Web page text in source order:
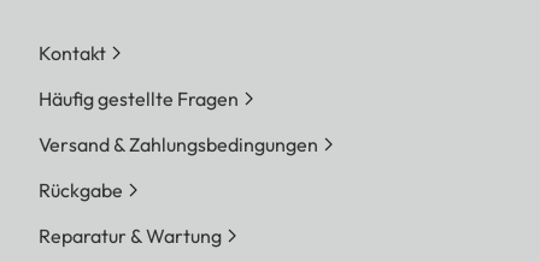
Kontakt
Häufig gestellte Fragen
Versand & Zahlungsbedingungen
Rückgabe
Reparatur & Wartung